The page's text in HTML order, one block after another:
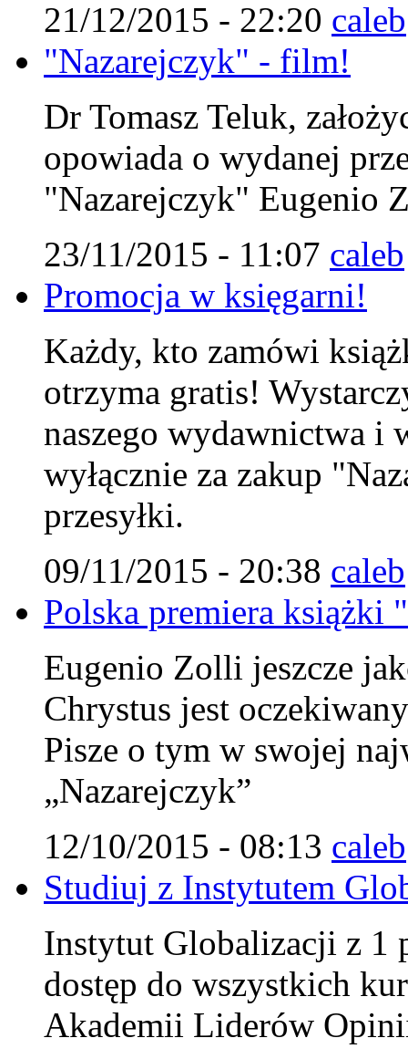
21/12/2015 - 22:20 caleb
"Nazarejczyk" - film!
Dr Tomasz Teluk,
opowiada o wydanej
"Nazarejczyk" Eugenio
23/11/2015 - 11:07 caleb
Promocja w księgarni!
Każdy, kto zamówi
otrzyma gratis!
naszego wydawnictwa i
wyłącznie za zakup
przesyłki.
09/11/2015 - 20:38 caleb
Polska premiera
Eugenio Zolli jeszcze
Chrystus jest
Pisze o tym w swojej
„Nazarejczyk”
12/10/2015 - 08:13 caleb
Studiuj z Instytutem
Instytut Globalizacji z 1
dostęp do wszystkich
Akademii Liderów